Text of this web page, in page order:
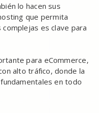
lo hacen sus
que permita
es clave para
para eCommerce,
alto tráfico, donde la
en todo